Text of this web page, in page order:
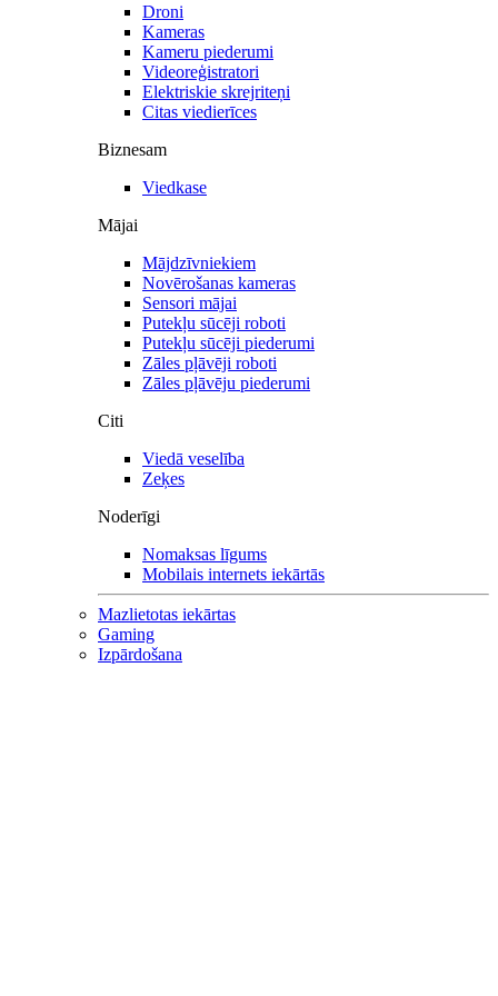
Droni
Kameras
Kameru piederumi
Videoreģistratori
Elektriskie skrejriteņi
Citas viedierīces
Biznesam
Viedkase
Mājai
Mājdzīvniekiem
Novērošanas kameras
Sensori mājai
Putekļu sūcēji roboti
Putekļu sūcēji piederumi
Zāles pļāvēji roboti
Zāles pļāvēju piederumi
Citi
Viedā veselība
Zeķes
Noderīgi
Nomaksas līgums
Mobilais internets iekārtās
Mazlietotas iekārtas
Gaming
Izpārdošana